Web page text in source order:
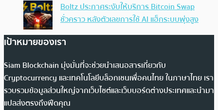
Boltz ประกาศระงับให้บริการ Bitcoin Swap
ชั่วคราว หลังตัวเลขการใช้ AI แฮ็กระบบพุ่งสูง
เป้าหมายของเรา
Siam Blockchain มุ่งมั่นที่จะช่วยนำเสนอสารเกี่ยวกับ
Cryptocurrency และเทคโนโลยีบล็อกเชนเพื่อคนไทย ในภาษาไทย เรา
รวบรวมข้อมูลส่วนใหญ่จากเว็บไซต์และเว็บบอร์ดต่างประเทศและนำมา
แปลส่งตรงถึงฟีดคุณ